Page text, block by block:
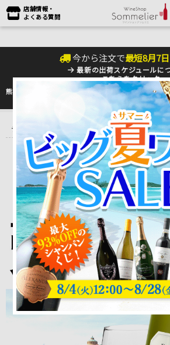
店舗情報・
よくある質問
今から注文で最短8月7
最新の出荷スケジュールに
こちらをクリック
熊本地震の影響により九州への配送に遅れが生じて
のHP
をご確認下さい。
産地で探す ＞ イタリア ＞ヴェネ
テ・ピエトラ リバティワインズ
PONTE PIETRA /
ポンテ・ピエトラ / リバティ